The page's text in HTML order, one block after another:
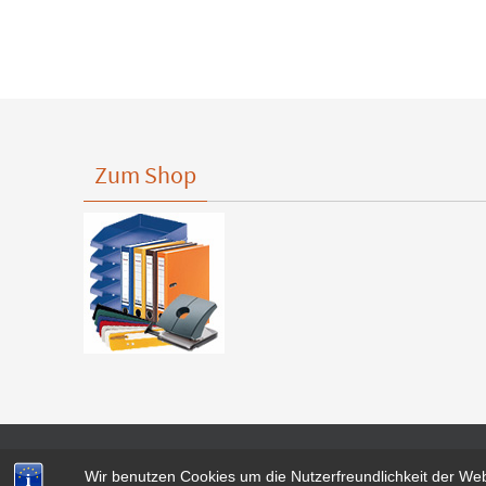
Wir benutzen Cookies um die Nutzerfreundlichkeit der
Zum Shop